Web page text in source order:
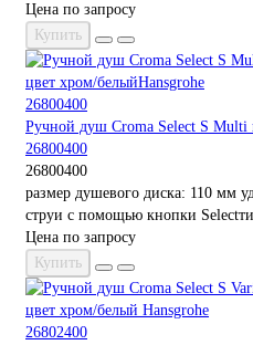
Цена по запросу
Купить
Ручной душ Croma Select S Multi
26800400
26800400
размер душевого диска: 110 мм
струи с помощью кнопки
Цена по запросу
Купить